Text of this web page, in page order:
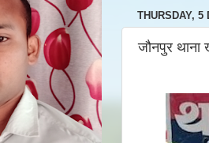
THURSDAY, 5
जौनपुर थाना